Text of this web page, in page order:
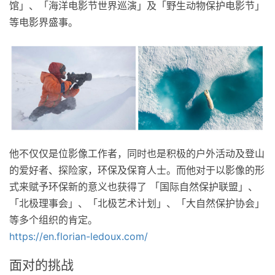
馆」、「海洋电影节世界巡演」及「野生动物保护电影节」
等电影界盛事。
他不仅仅是位影像工作者，同时也是积极的户外活动及登山
的爱好者、探险家，环保及保育人士。而他对于以影像的形
式来赋予环保新的意义也获得了 「国际自然保护联盟」、
「北极理事会」、「北极艺术计划」、「大自然保护协会」
等多个组织的肯定。
https://en.florian-ledoux.com/
面对的挑战